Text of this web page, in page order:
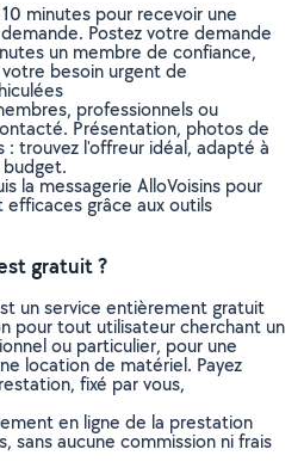
minutes pour recevoir une
Postez votre demande
un membre de confiance,
besoin urgent de
professionnels ou
Présentation, photos de
: trouvez l'offreur idéal, adapté à
la messagerie AlloVoisins pour
grâce aux outils
gratuit ?
un service entièrement gratuit
pour tout utilisateur cherchant un
ou particulier, pour une
location de matériel. Payez
fixé par vous,
en ligne de la prestation
sans aucune commission ni frais